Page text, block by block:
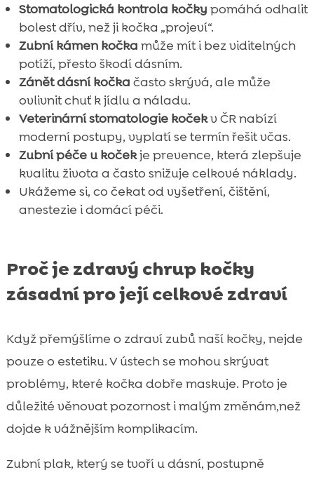
Stomatologická kontrola kočky pomáhá odhalit
bolest dřív, než ji kočka „projeví“.
Zubní kámen kočka může mít i bez viditelných
potíží, přesto škodí dásním.
Zánět dásní kočka často skrývá, ale může
ovlivnit chuť k jídlu a náladu.
Veterinární stomatologie kočekv ČR nabízí
moderní postupy, vyplatí se termín řešit včas.
Zubní péče u kočekje prevence, která zlepšuje
kvalitu života a často snižuje celkové náklady.
Ukážeme si, co čekat od vyšetření, čištění,
anestezie i domácí péči.
Proč je zdravý chrup kočky
zásadní pro její celkové zdraví
Když přemýšlíme o zdraví zubů naší kočky, nejde
pouze o estetiku. V ústech se mohou skrývat
problémy, které kočka dobře maskuje. Proto je
důležité věnovat pozornost i malým změnám,než
dojde k vážnějším komplikacím.
Zubní plak, který se tvoří u dásní, postupně